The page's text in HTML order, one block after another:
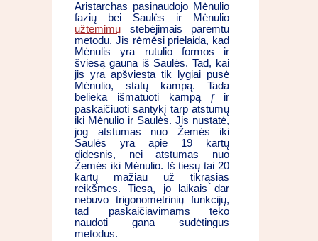
Aristarchas pasinaudojo Mėnulio
fazių bei Saulės ir Mėnulio
užtemimų stebėjimais paremtu
metodu. Jis rėmėsi prielaida, kad
Mėnulis yra rutulio formos ir
šviesą gauna iš Saulės. Tad, kai
jis yra apšviesta tik lygiai pusė
Mėnulio, statų kampą. Tada
belieka išmatuoti kampą fir
paskaičiuoti santykį tarp atstumų
iki Mėnulio ir Saulės. Jis nustatė,
jog atstumas nuo Žemės iki
Saulės yra apie 19 kartų
didesnis, nei atstumas nuo
Žemės iki Mėnulio. Iš tiesų tai 20
kartų mažiau už tikrąsias
reikšmes. Tiesa, jo laikais dar
nebuvo trigonometrinių funkcijų,
tad paskaičiavimams teko
naudoti gana sudėtingus
metodus.